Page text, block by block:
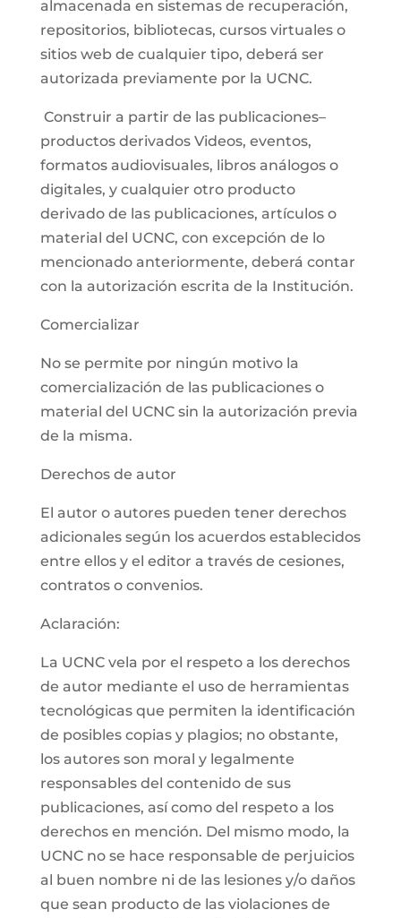
almacenada en sistemas de recuperación,
repositorios, bibliotecas, cursos virtuales o
sitios web de cualquier tipo, deberá ser
autorizada previamente por la UCNC.
Construir a partir de las publicaciones–
productos derivados Videos, eventos,
formatos audiovisuales, libros análogos o
digitales, y cualquier otro producto
derivado de las publicaciones, artículos o
material del UCNC, con excepción de lo
mencionado anteriormente, deberá contar
con la autorización escrita de la Institución.
Comercializar
No se permite por ningún motivo la
comercialización de las publicaciones o
material del UCNC sin la autorización previa
de la misma.
Derechos de autor
El autor o autores pueden tener derechos
adicionales según los acuerdos establecidos
entre ellos y el editor a través de cesiones,
contratos o convenios.
Aclaración:
La UCNC vela por el respeto a los derechos
de autor mediante el uso de herramientas
tecnológicas que permiten la identificación
de posibles copias y plagios; no obstante,
los autores son moral y legalmente
responsables del contenido de sus
publicaciones, así como del respeto a los
derechos en mención. Del mismo modo, la
UCNC no se hace responsable de perjuicios
al buen nombre ni de las lesiones y/o daños
que sean producto de las violaciones de